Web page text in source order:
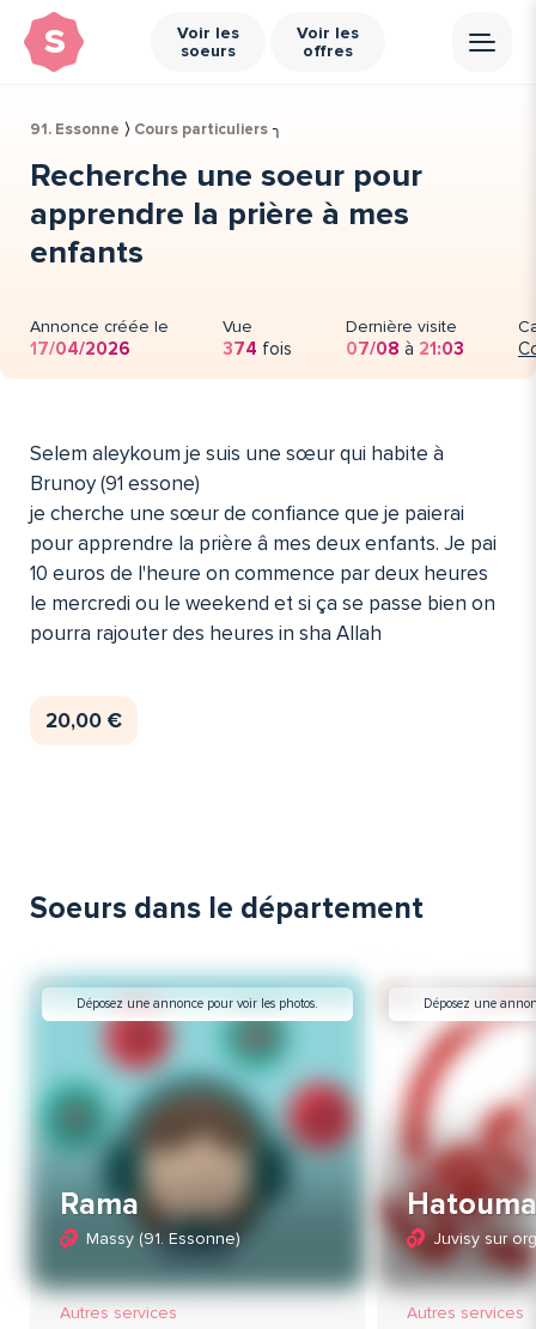
Voir les
soeurs
Voir les
offres
s
91. Essonne ⟩ Cours particuliers ╮
Recherche une soeur pour
apprendre la prière à mes
enfants
Annonce créée le
17/04/2026
Vue
374 fois
Dernière visite
07/08 à 21:03
Selem aleykoum je suis une sœur qui habite à
Brunoy (91 essone)
je cherche une sœur de confiance que je paierai
pour apprendre la prière â mes deux enfants. Je pai
10 euros de l'heure on commence par deux heures
le mercredi ou le weekend et si ça se passe bien on
pourra rajouter des heures in sha Allah
20,00 €
Soeurs dans le département
Déposez une annonce pour voir les photos.
Rama
Massy (91. Essonne)
Autres services
Déposez une
Hatouma
Juvisy sur
Autres services